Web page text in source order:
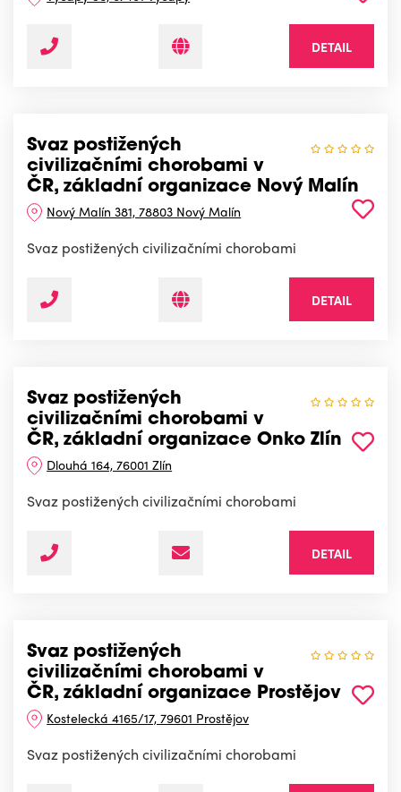
DETAIL
Svaz postižených
civilizačními chorobami v
ČR, základní organizace Nový Malín
Nový Malín 381, 78803 Nový Malín
Svaz postižených civilizačními chorobami
DETAIL
Svaz postižených
civilizačními chorobami v
ČR, základní organizace Onko Zlín
Dlouhá 164, 76001 Zlín
Svaz postižených civilizačními chorobami
DETAIL
Svaz postižených
civilizačními chorobami v
ČR, základní organizace Prostějov
Kostelecká 4165/17, 79601 Prostějov
Svaz postižených civilizačními chorobami